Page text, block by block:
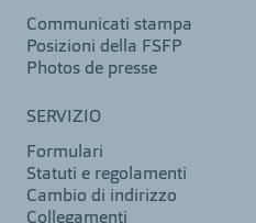
Communicati stampa
Posizioni della FSFP
Photos de presse
SERVIZIO
Formulari
Statuti e regolamenti
Cambio di indirizzo
Collegamenti